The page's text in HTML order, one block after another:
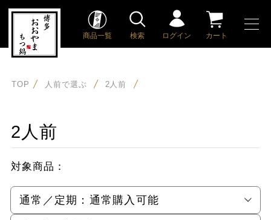
商品一覧 検索 ログイン カート
TOP 人前で選ぶ 2人前
2人前
対象商品：
通常／定期： 通常購入可能